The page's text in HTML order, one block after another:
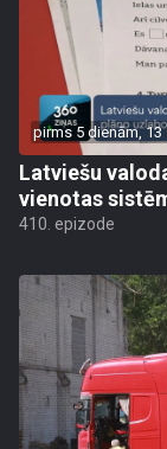
pirms 5 dienām,
Latviešu
vienotas
410. epizode